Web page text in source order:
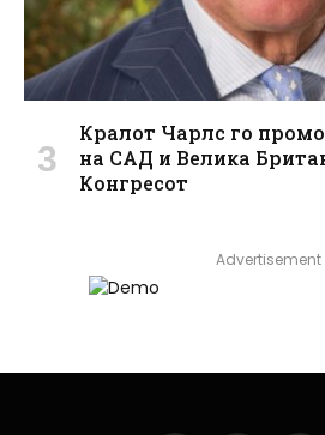
Кралот Чарлс го
на САД и Велика
Конгресот
Advertisement